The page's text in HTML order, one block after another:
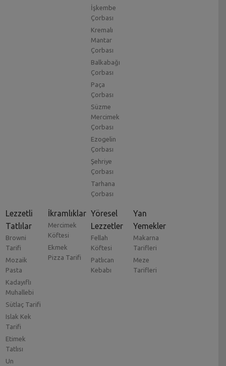
İşkembe
Çorbası
Kremalı
Mantar
Çorbası
Balkabağı
Çorbası
Paça
Çorbası
Süzme
Mercimek
Çorbası
Ezogelin
Çorbası
Şehriye
Çorbası
Tarhana
Çorbası
Lezzetli
Tatlılar
Browni
Tarifi
Mozaik
Pasta
Kadayıflı
Muhallebi
Sütlaç Tarifi
Islak Kek
Tarifi
Etimek
Tatlısı
Un
İkramlıklar
Mercimek
Köftesi
Ekmek
Pizza Tarifi
Yöresel
Lezzetler
Fellah
Köftesi
Patlıcan
Kebabı
Yan
Yemekler
Makarna
Tarifleri
Meze
Tarifleri